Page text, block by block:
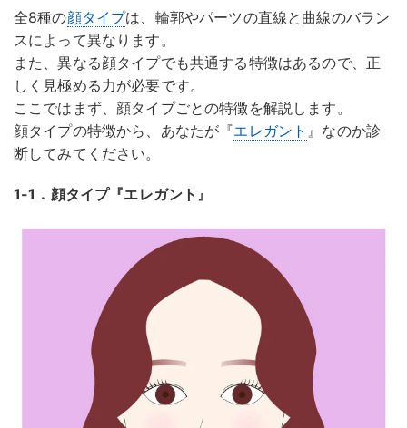
全8種の顔タイプは、輪郭やパーツの直線と曲線のバラン
スによって異なります。
また、異なる顔タイプでも共通する特徴はあるので、正
しく見極める力が必要です。
ここではまず、顔タイプごとの特徴を解説します。
顔タイプの特徴から、あなたが『エレガント 』なのか診
断してみてください。
1-1．顔タイプ『エレガント』